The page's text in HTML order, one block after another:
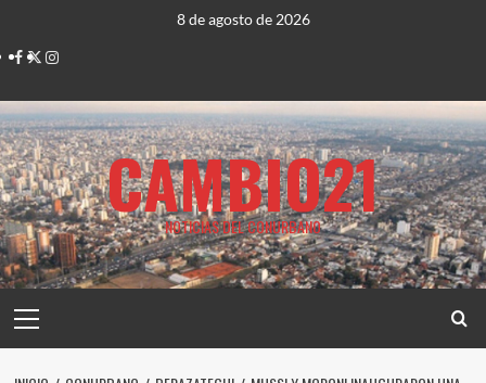
contenido
8 de agosto de 2026
Facebook
TwitterInstagram
CAMBIO21
NOTICIAS DEL CONURBANO
principal